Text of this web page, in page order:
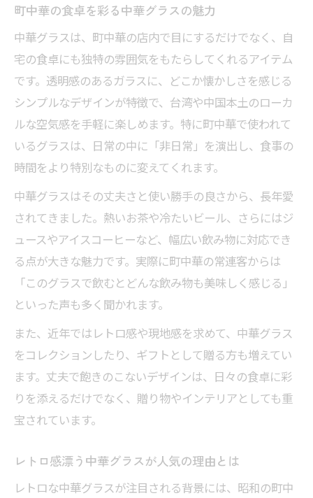
現地感を味わえる中華グラスの楽しみ方
台湾ビールを引き立てる中華グラスの特徴
レトロ感漂う中華グラスの魅力とは
レトロな中華グラスが人気の背景とは
昭和レトロ風中華グラスの魅力を解説
中華グラスに感じるノスタルジーの理由
ビールグラスとしての中華グラス活用法
町中華の雰囲気を再現できるグラス選び
普段使いに最適な中華グラスの秘密
毎日の食卓に映える中華グラスの特徴
普段使いで選ぶべき中華グラスの条件
中華グラスが家庭で愛される理由とは
日常使いに最適な中華グラスの魅力発見
コレクター心くすぐる中華グラスの世界
中華グラス収集の魅力と楽しみ方
限定感を楽しむ中華グラスコレクション
レトロ中華グラスのコレクション術
コレクターに人気の中華グラス特徴紹介
町中華の食卓を彩る中華グラスの魅力
中華グラスは、町中華の店内で目にするだけでなく、自
宅の食卓にも独特の雰囲気をもたらしてくれるアイテム
です。透明感のあるガラスに、どこか懐かしさを感じる
シンプルなデザインが特徴で、台湾や中国本土のローカ
ルな空気感を手軽に楽しめます。特に町中華で使われて
いるグラスは、日常の中に「非日常」を演出し、食事の
時間をより特別なものに変えてくれます。
中華グラスはその丈夫さと使い勝手の良さから、長年愛
されてきました。熱いお茶や冷たいビール、さらにはジ
ュースやアイスコーヒーなど、幅広い飲み物に対応でき
る点が大きな魅力です。実際に町中華の常連客からは
「このグラスで飲むとどんな飲み物も美味しく感じる」
といった声も多く聞かれます。
また、近年ではレトロ感や現地感を求めて、中華グラス
をコレクションしたり、ギフトとして贈る方も増えてい
ます。丈夫で飽きのこないデザインは、日々の食卓に彩
りを添えるだけでなく、贈り物やインテリアとしても重
宝されています。
レトロ感漂う中華グラスが人気の理由とは
レトロな中華グラスが注目される背景には、昭和の町中